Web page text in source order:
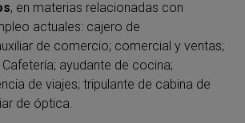
, en materias relacionadas con
actuales: cajero de
de comercio; comercial y ventas;
ayudante de cocina;
de viajes; tripulante de cabina de
de óptica.